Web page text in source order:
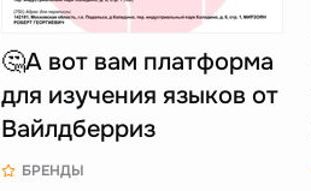
🤔А вот вам платформа
для изучения языков от
Вайлдберриз
БРЕНДЫ